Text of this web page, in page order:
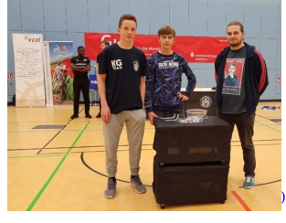
Lehrgänge
Schiedsrichter (Regeln und Fragen)